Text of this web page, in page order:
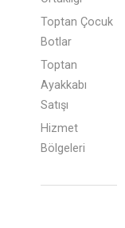
Toptan Çocuk
Botlar
Toptan
Ayakkabı
Satışı
Hizmet
Bölgeleri